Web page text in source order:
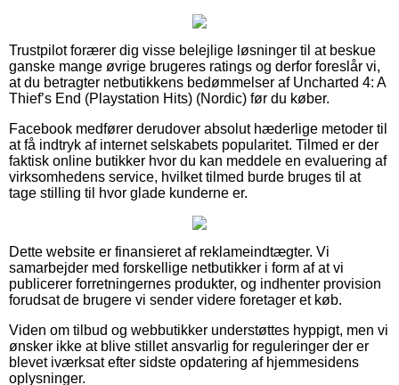
Trustpilot forærer dig visse belejlige løsninger til at beskue
ganske mange øvrige brugeres ratings og derfor foreslår vi,
at du betragter netbutikkens bedømmelser af Uncharted 4: A
Thief’s End (Playstation Hits) (Nordic) før du køber.
Facebook medfører derudover absolut hæderlige metoder til
at få indtryk af internet selskabets popularitet. Tilmed er der
faktisk online butikker hvor du kan meddele en evaluering af
virksomhedens service, hvilket tilmed burde bruges til at
tage stilling til hvor glade kunderne er.
Dette website er finansieret af reklameindtægter. Vi
samarbejder med forskellige netbutikker i form af at vi
publicerer forretningernes produkter, og indhenter provision
forudsat de brugere vi sender videre foretager et køb.
Viden om tilbud og webbutikker understøttes hyppigt, men vi
ønsker ikke at blive stillet ansvarlig for reguleringer der er
blevet iværksat efter sidste opdatering af hjemmesidens
oplysninger.